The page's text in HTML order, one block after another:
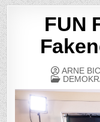
FUN
ARNE
POSTED